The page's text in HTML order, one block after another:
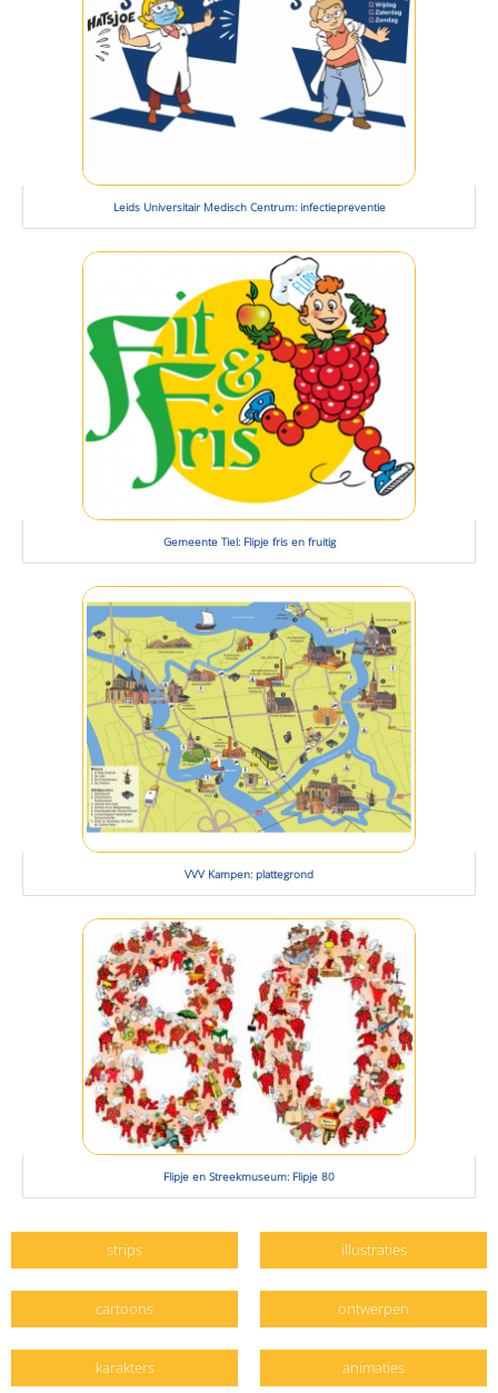
Leids Universitair Medisch Centrum: infectiepreventie
Gemeente Tiel: Flipje fris en fruitig
VVV Kampen: plattegrond
Flipje en Streekmuseum: Flipje 80
strips illustraties
cartoons ontwerpen
karakters animaties